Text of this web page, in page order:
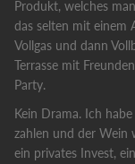
Produkt, welches
das selten mit einem
Vollgas und dann
Terrasse mit
Party.
Kein Drama. Ich
zahlen und der Wein
ein privates Invest,